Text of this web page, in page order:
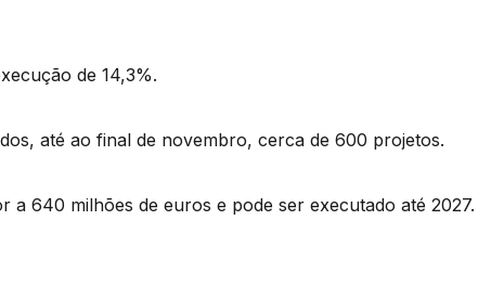
de 14,3%.
até ao final de novembro, cerca de 600 projetos.
640 milhões de euros e pode ser executado até 2027.